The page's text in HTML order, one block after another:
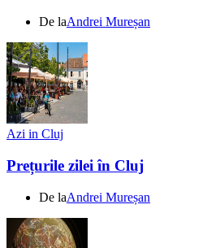
De laAndrei Mureșan
Azi in Cluj
Prețurile zilei în Cluj
De laAndrei Mureșan